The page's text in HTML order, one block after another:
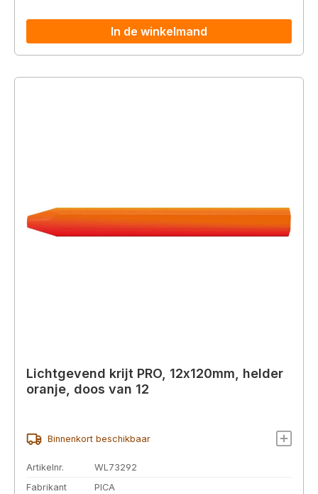
In de winkelmand
Lichtgevend krijt PRO, 12x120mm, helder
oranje, doos van 12
Binnenkort beschikbaar
Artikelnr.
WL73292
Fabrikant
PICA